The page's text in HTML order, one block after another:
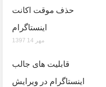
حذف موقت اکانت
اینستاگرام
1397 مهر 14
قابلیت های جالب
اینستاگرام در ویرایش